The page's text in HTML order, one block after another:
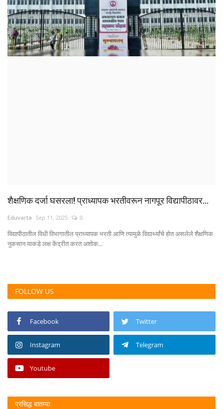
संशोधन /लेख
शहर
क्रीडा
English Marathi
शैक्षणिक दर्जा घसरला! प्राध्यापक भरतीवरून नागपूर विद्यापीठावर...
Eduvarta Sep 11, 2025 0
विद्यापीठातील विधी विभागातील प्राध्यापक भरती आणि त्यामुळे विद्यार्थ्यांचे होत असलेले शैक्षणिक
नुकसान याकडे लक्ष केंद्रीत करत अशोक...
FOLLOW US
Facebook Twitter
Instagram Telegram
Youtube
प्रसिद्ध बातम्या